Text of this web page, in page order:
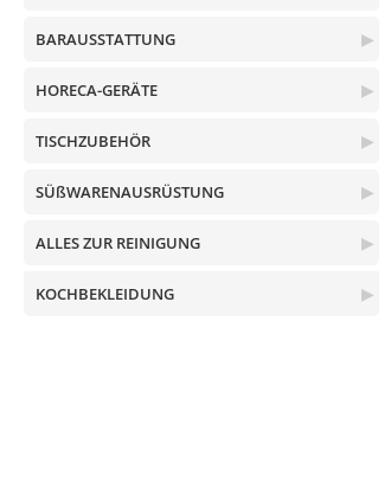
▶
BARAUSSTATTUNG
▶
HORECA-GERÄTE
▶
TISCHZUBEHÖR
▶
SÜßWARENAUSRÜSTUNG
▶
ALLES ZUR REINIGUNG
▶
KOCHBEKLEIDUNG